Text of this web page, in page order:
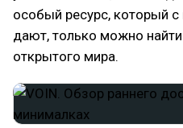
особый ресурс, который
дают, только можно
открытого мира.